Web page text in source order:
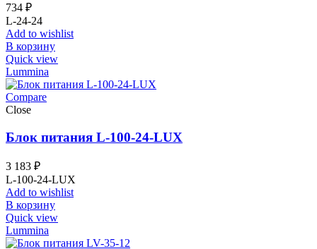
734 ₽
L-24-24
Add to wishlist
В корзину
Quick view
Lummina
Compare
Close
Блок питания L-100-24-LUX
3 183 ₽
L-100-24-LUX
Add to wishlist
В корзину
Quick view
Lummina